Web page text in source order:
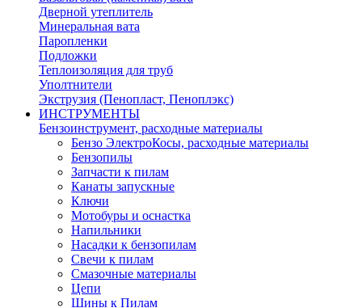
Дверной утеплитель
Минеральная вата
Паропленки
Подложки
Теплоизоляция для труб
Уполтнители
Экструзия (Пенопласт, Пеноплэкс)
ИНСТРУМЕНТЫ
Бензоинструмент, расходные материалы
Бензо ЭлектроКосы, расходные материалы
Бензопилы
Запчасти к пилам
Канаты запускные
Ключи
Мотобуры и оснастка
Напильники
Насадки к бензопилам
Свечи к пилам
Смазочные материалы
Цепи
Шины к Пилам